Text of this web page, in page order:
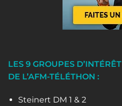
LES 9 GROUPES D’INTÉRÊT
DE L’AFM-TÉLÉTHON :
Steinert DM 1 & 2